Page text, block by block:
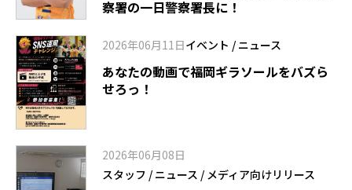
察署の一日警察署長に！
2026年06月11日イベント / ニュース
あなたの動画で福岡ギラソールをバズら
せろっ！
2026年06月08日
スタッフ / ニュース / メディア向けリリース